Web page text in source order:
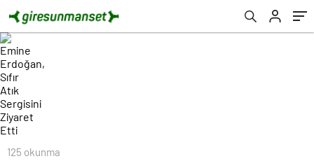
125 okunma